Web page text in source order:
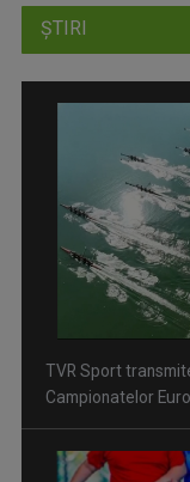
ȘTIRI
Inițiative pentru